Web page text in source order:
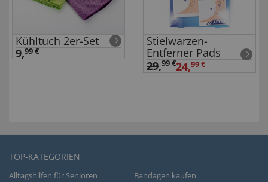
Kühltuch 2er-Set
9,99 €
Stielwarzen-
Entferner Pads
29,99 €24,99 €
TOP-KATEGORIEN
Alltagshilfen für Senioren
Bandagen kaufen